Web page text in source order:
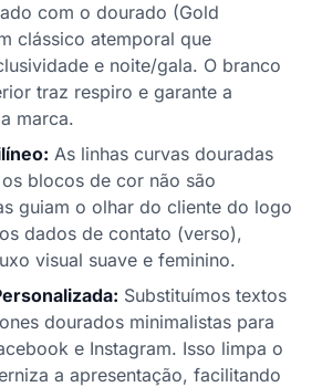
com o dourado (Gold
clássico atemporal que
e noite/gala. O branco
traz respiro e garante a
marca.
As linhas curvas douradas
blocos de cor não são
guiam o olhar do cliente do logo
dados de contato (verso),
visual suave e feminino.
Substituímos textos
dourados minimalistas para
e Instagram. Isso limpa o
a apresentação, facilitando